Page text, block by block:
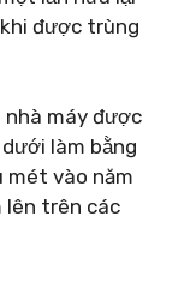
được trùng
nhà máy được
làm bằng
mét vào năm
lên trên các